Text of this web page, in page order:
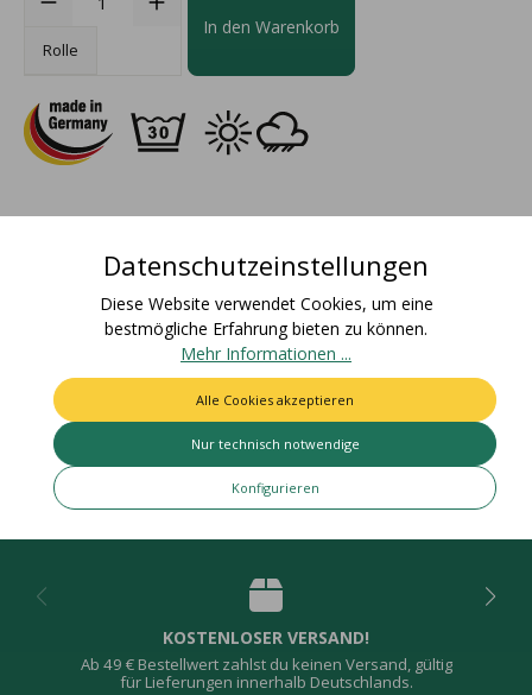
Rolle
In den Warenkorb
Beschreibung
Materialzusammensetzung: 72% Polyester, 28%
BaumwolleFarbecht: Artikel bleicht nicht aus und färbt nicht
ab / Für den Einsat…Mehr
Deine Vorteile
KOSTENLOSER VERSAND!
Ab 49 € Bestellwert zahlst du keinen Versand, gültig
für Lieferungen innerhalb Deutschlands.
Datenschutzeinstellungen
Diese Website verwendet Cookies, um eine
bestmögliche Erfahrung bieten zu können.
Mehr Informationen ...
Nur technisch notwendige
Konfigurieren
Alle Cookies akzeptieren